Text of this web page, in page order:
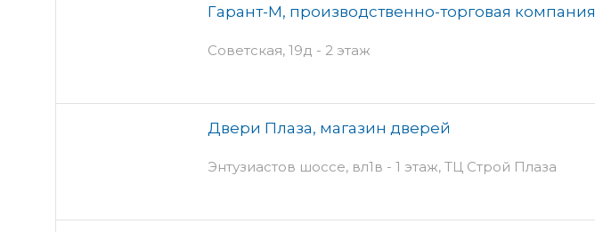
Гарант-М, производственно-торговая компания
Советская, 19д - 2 этаж
Двери Плаза, магазин дверей
Энтузиастов шоссе, вл1в - 1 этаж, ТЦ Строй Плаза